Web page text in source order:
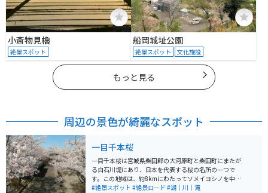
小斎物見櫓
絶景スポット
船岡城址公園
絶景スポット 文化施設
もっと見る
周辺の景色が綺麗なスポット
一目千本桜
一目千本桜は宮城県柴田郡の大河原町と柴田町にまたが
る白石川堤にあり、日本を代表する桜の名所の一つで
す。この地域は、約8kmにわたってソメイヨシノを中心
とした桜並木が続き、春には美しい桜が咲き誇ります。
#絶景スポット #絶景ロード #湖｜川｜滝